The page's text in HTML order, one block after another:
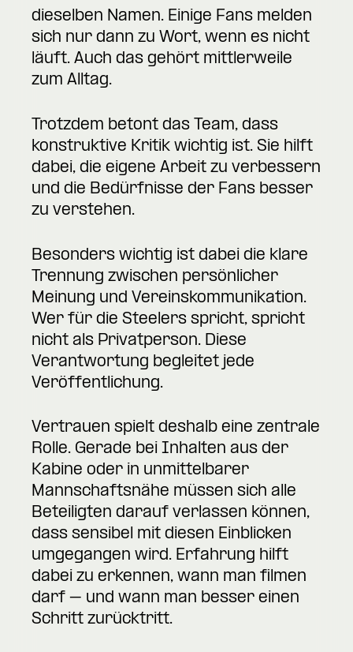
dieselben Namen. Einige Fans melden
sich nur dann zu Wort, wenn es nicht
läuft. Auch das gehört mittlerweile
zum Alltag.
Trotzdem betont das Team, dass
konstruktive Kritik wichtig ist. Sie hilft
dabei, die eigene Arbeit zu verbessern
und die Bedürfnisse der Fans besser
zu verstehen.
Besonders wichtig ist dabei die klare
Trennung zwischen persönlicher
Meinung und Vereinskommunikation.
Wer für die Steelers spricht, spricht
nicht als Privatperson. Diese
Verantwortung begleitet jede
Veröffentlichung.
Vertrauen spielt deshalb eine zentrale
Rolle. Gerade bei Inhalten aus der
Kabine oder in unmittelbarer
Mannschaftsnähe müssen sich alle
Beteiligten darauf verlassen können,
dass sensibel mit diesen Einblicken
umgegangen wird. Erfahrung hilft
dabei zu erkennen, wann man filmen
darf – und wann man besser einen
Schritt zurücktritt.